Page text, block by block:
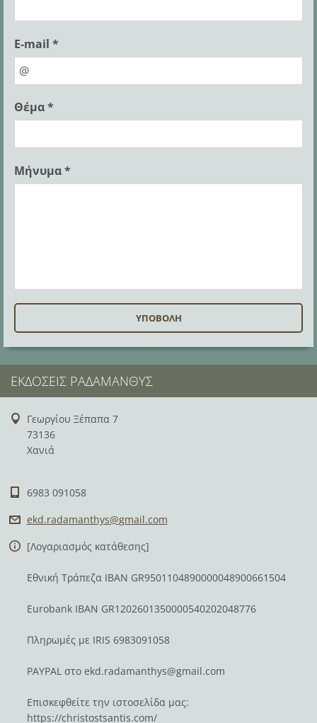
E-mail *
Θέμα *
Μήνυμα *
ΕΚΔΌΣΕΙΣ ΡΑΔΆΜΑΝΘΥΣ
Γεωργίου Ξέπαπα 7
73136
Χανιά
6983 091058
ekd.radamanthys@gmail.com
[Λογαριασμός κατάθεσης]
Εθνική Τράπεζα IBAN GR9501104890000048900661504
Eurobank IBAN GR1202601350000540202048776
Πληρωμές με IRIS 6983091058
PAYPAL στο ekd.radamanthys@gmail.com
Επισκεφθείτε την ιστοσελίδα μας:
https://christostsantis.com/